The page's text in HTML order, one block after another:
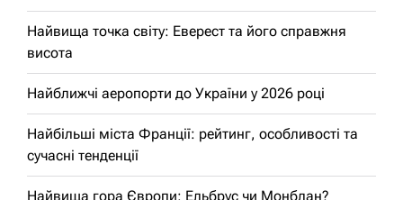
Найвища точка світу: Еверест та його справжня
висота
Найближчі аеропорти до України у 2026 році
Найбільші міста Франції: рейтинг, особливості та
сучасні тенденції
Найвища гора Європи: Ельбрус чи Монблан?